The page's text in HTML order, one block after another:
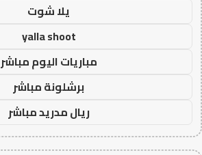
يلا شوت
yalla shoot
مباريات اليوم مباشر
برشلونة مباشر
ريال مدريد مباشر